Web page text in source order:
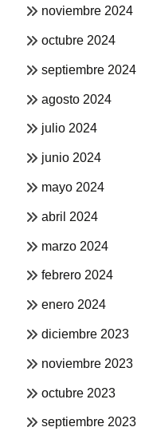
noviembre 2024
octubre 2024
septiembre 2024
agosto 2024
julio 2024
junio 2024
mayo 2024
abril 2024
marzo 2024
febrero 2024
enero 2024
diciembre 2023
noviembre 2023
octubre 2023
septiembre 2023